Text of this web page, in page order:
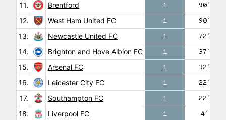
11.
Brentford 1
90′
12.
West Ham United FC 1
90′
13.
Newcastle United FC 1
72′
14.
Brighton and Hove Albion FC 1
37′
15.
Arsenal FC 1
32′
16.
Leicester City FC 1
22′
17.
Southampton FC 1
22′
18.
Liverpool FC 1 4′